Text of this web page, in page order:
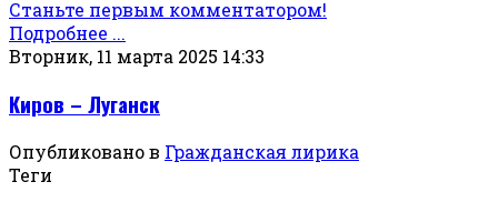
Станьте первым комментатором!
Подробнее ...
Вторник, 11 марта 2025 14:33
Киров – Луганск
Опубликовано в Гражданская лирика
Теги